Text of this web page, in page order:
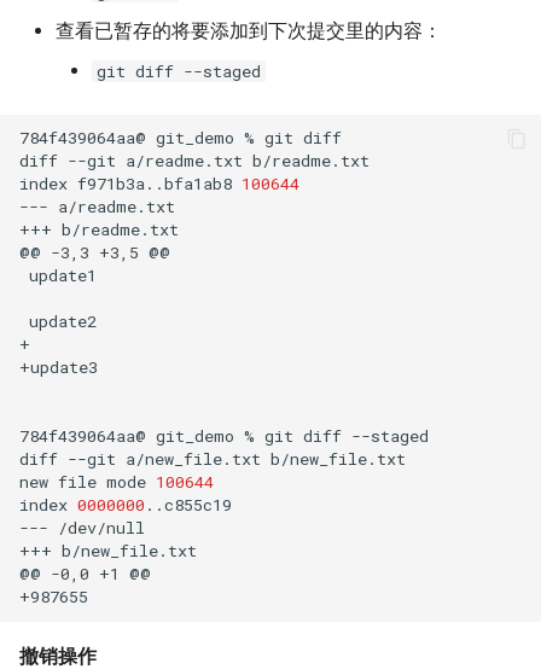
查看已暂存的将要添加到下次提交里的内容：
git diff --staged
784f439064aa@ git_demo % git diff
diff --git a/readme.txt b/readme.txt
index f971b3a..bfa1ab8 100644
--- a/readme.txt
+++ b/readme.txt
@@ -3,3 +3,5
update1
update2
+
+update3
784f439064aa@ git_demo % git diff --staged
diff --git a/new_file.txt b/new_file.txt
new file mode 100644
index 0000000 ..c855c19
---
/dev/null
+++ b/new_file.txt
@@ -0,0 +1
@@
撤销操作